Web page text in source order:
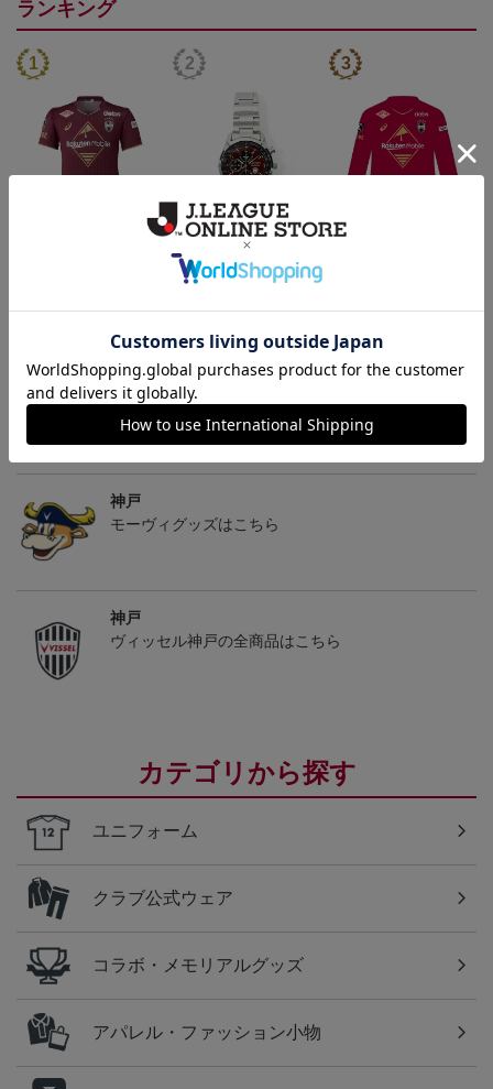
ランキング
【SEIKO｜VISSEL KOB
E】 30th Anniversary Mod
50,000円
トピックス
神戸
26/27シーズンユニフォームはこちら
神戸
モーヴィグッズはこちら
神戸
ヴィッセル神戸の全商品はこちら
カテゴリから探す
ユニフォーム
クラブ公式ウェア
コラボ・メモリアルグッズ
アパレル・ファッション小物